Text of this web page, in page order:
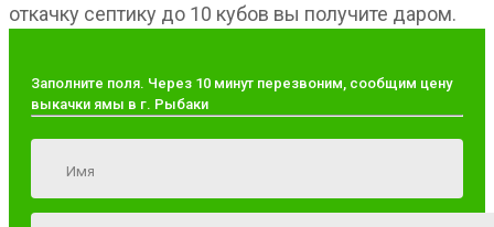
откачку септику до 10 кубов вы получите даром.
Заполните поля. Через 10 минут перезвоним, сообщим цену
выкачки ямы в г. Рыбаки